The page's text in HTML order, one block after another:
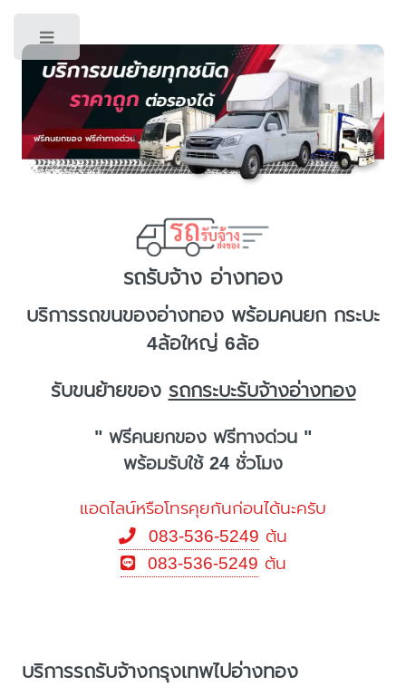
รถรับจ้าง อ่างทอง
บริการรถขนของอ่างทอง พร้อมคนยก กระบะ
4ล้อใหญ่ 6ล้อ
รับขนย้ายของ รถกระบะรับจ้างอ่างทอง
" ฟรีคนยกของ ฟรีทางด่วน "
พร้อมรับใช้ 24 ชั่วโมง
แอดไลน์หรือโทรคุยกันก่อนได้นะครับ
083-536-5249 ต้น
083-536-5249 ต้น
บริการรถรับจ้างกรุงเทพไปอ่างทอง
Toggle